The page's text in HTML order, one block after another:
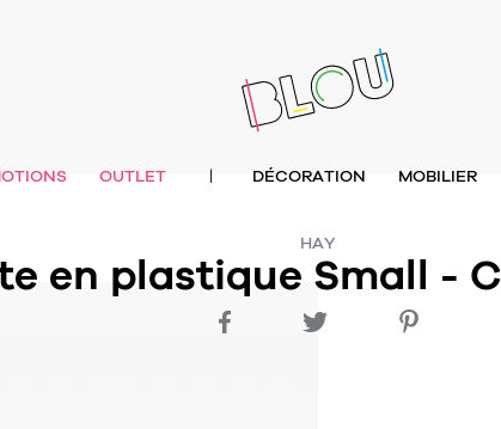
OUTLET | DÉCORATION MOBILIER
HAY
en plastique Small -